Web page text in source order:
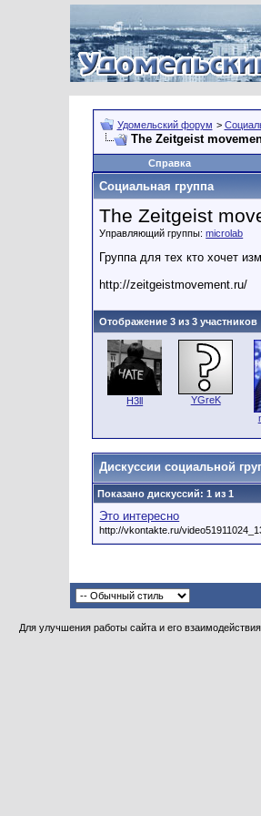
Удомельский форум >
The Zeitgeist
Справка
Социальная группа
The Zeitgeist
Управляющий группы:microlab
Группа для тех кто хочет
http://zeitgeistmovement.ru/
Отображение 3 из 3 участников
H3ll
YGreK
Дискуссии социальной
Показано дискуссий: 1 из 1
Это интересно
http://vkontakte.ru/
Для улучшения работы сайта и его